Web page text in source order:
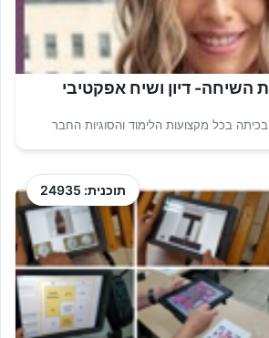
השיחה- דיון ושיח אפקטיבי
בכיתה בכל מקצועות הלימוד והסוגיות החבר
תוכנית: 24935